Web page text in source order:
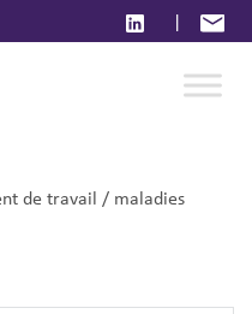
|
de travail / maladies